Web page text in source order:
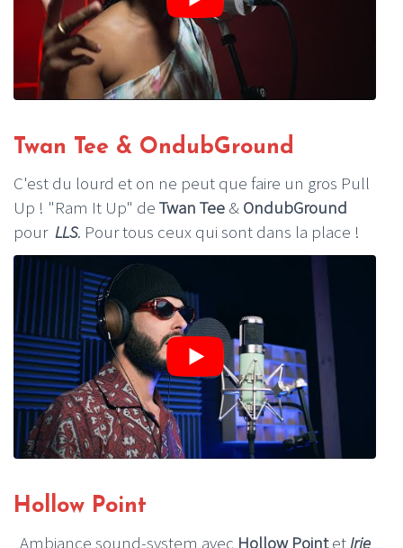
Twan Tee & OndubGround
C'est du lourd et on ne peut que faire un gros Pull
Up ! "Ram It Up" de Twan Tee & OndubGround
pour LLS. Pour tous ceux qui sont dans la place !
Hollow Point
Ambiance sound-system avec Hollow Pointet Irie